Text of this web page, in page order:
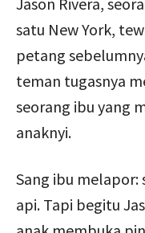
satu New York,
petang
teman tugasnya
seorang ibu yang
anaknyi.
Sang ibu melapor:
api. Tapi begitu